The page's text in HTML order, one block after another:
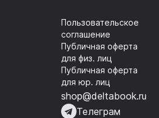
Пользовательское
соглашение
Публичная оферта
для физ. лиц
Публичная оферта
для юр. лиц
shop@deltabook.ru
Телеграм